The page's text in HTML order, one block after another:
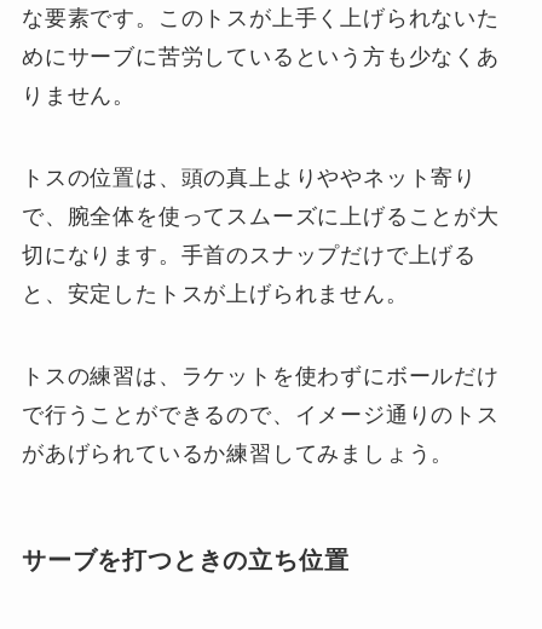
な要素です。このトスが上手く上げられないた
めにサーブに苦労しているという方も少なくあ
りません。
トスの位置は、頭の真上よりややネット寄り
で、腕全体を使ってスムーズに上げることが大
切になります。手首のスナップだけで上げる
と、安定したトスが上げられません。
トスの練習は、ラケットを使わずにボールだけ
で行うことができるので、イメージ通りのトス
があげられているか練習してみましょう。
サーブを打つときの立ち位置